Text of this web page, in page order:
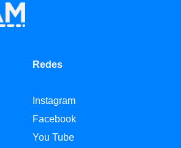
Redes
Instagram
Facebook
You Tube